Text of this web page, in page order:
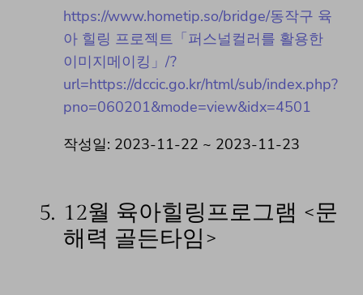
https://www.hometip.so/bridge/동작구 육
아 힐링 프로젝트「퍼스널컬러를 활용한
이미지메이킹」/?
url=https://dccic.go.kr/html/sub/index.php?
pno=060201&mode=view&idx=4501
작성일: 2023-11-22 ~ 2023-11-23
5. 12월 육아힐링프로그램 <문
해력 골든타임>